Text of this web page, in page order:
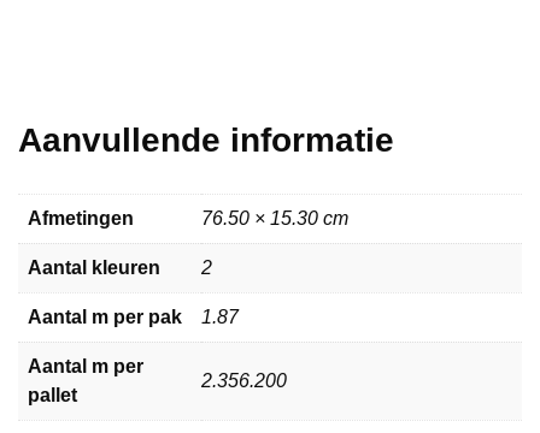
Aanvullende informatie
Afmetingen 76.50 × 15.30 cm
Aantal kleuren 2
Aantal m per pak 1.87
Aantal m per
pallet
2.356.200